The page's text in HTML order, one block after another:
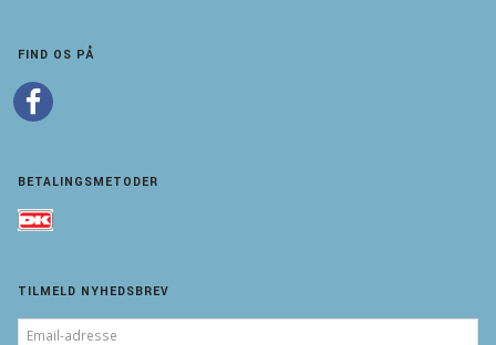
FIND OS PÅ
BETALINGSMETODER
TILMELD NYHEDSBREV
EMAIL-